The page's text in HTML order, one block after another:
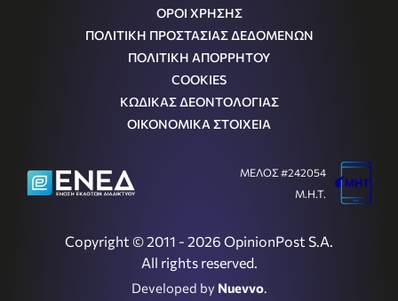
ΟΡΟΙ ΧΡΗΣΗΣ
ΠΟΛΙΤΙΚΗ ΠΡΟΣΤΑΣΙΑΣ ΔΕΔΟΜΕΝΩΝ
ΠΟΛΙΤΙΚΗ ΑΠΟΡΡΗΤΟΥ
COOKIES
ΚΩΔΙΚΑΣ ΔΕΟΝΤΟΛΟΓΙΑΣ
ΟΙΚΟΝΟΜΙΚΑ ΣΤΟΙΧΕΙΑ
Copyright © 2011 - 2026 OpinionPost S.A.
All rights reserved.
Developed by Nuevvo.
ΜΕΛΟΣ #242054
Μ.Η.Τ.